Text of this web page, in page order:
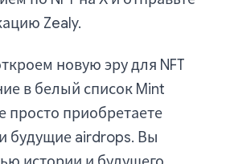
Zealy.
новую эру для NFT
в белый список Mint
просто приобретаете
будущие airdrops. Вы